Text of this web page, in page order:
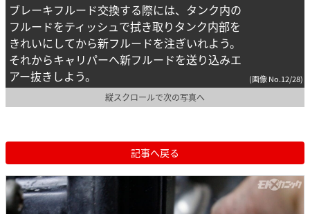
ブレーキフルード交換する際には、タンク内の
フルードをティッシュで拭き取りタンク内部を
きれいにしてから新フルードを注ぎいれよう。
それからキャリパーへ新フルードを送り込みエ
アー抜きしよう。
(画像 No.12/28)
縦スクロールで次の写真へ
記事へ戻る